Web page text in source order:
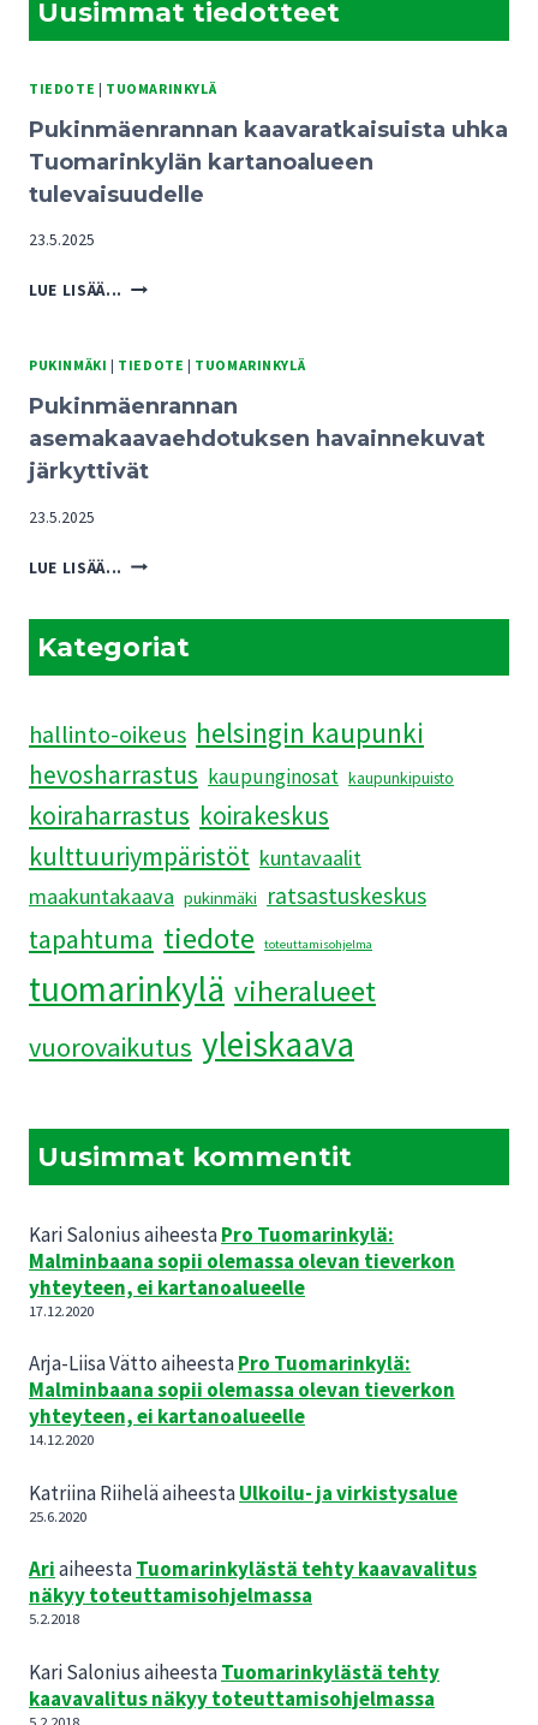
Uusimmat tiedotteet
TIEDOTE | TUOMARINKYLÄ
Pukinmäenrannan kaavaratkaisuista uhka
Tuomarinkylän kartanoalueen
tulevaisuudelle
23.5.2025
LUE LISÄÄ... PUKINMÄENRANNAN
TUOMARINKYLÄN
TULEVAISUUDELLE
PUKINMÄKI | TIEDOTE | TUOMARINKYLÄ
Pukinmäenrannan
asemakaavaehdotuksen havainnekuvat
järkyttivät
23.5.2025
LUE LISÄÄ... PUKINMÄENRANNAN
JÄRKYTTIVÄT
Kategoriat
hallinto-oikeus helsingin kaupunki
hevosharrastus kaupunginosat kaupunkipuisto
koiraharrastus koirakeskus
kulttuuriympäristöt kuntavaalit
maakuntakaava pukinmäki ratsastuskeskus
tapahtuma tiedote toteuttamisohjelma
tuomarinkylä viheralueet
vuorovaikutus yleiskaava
Uusimmat kommentit
Kari SaloniusaiheestaPro Tuomarinkylä:
Malminbaana sopii olemassa olevan tieverkon
yhteyteen, ei kartanoalueelle
17.12.2020
Arja-Liisa VättoaiheestaPro Tuomarinkylä:
Malminbaana sopii olemassa olevan tieverkon
yhteyteen, ei kartanoalueelle
14.12.2020
Katriina RiiheläaiheestaUlkoilu- ja virkistysalue
25.6.2020
AriaiheestaTuomarinkylästä tehty kaavavalitus
näkyy toteuttamisohjelmassa
5.2.2018
Kari SaloniusaiheestaTuomarinkylästä tehty
kaavavalitus näkyy toteuttamisohjelmassa